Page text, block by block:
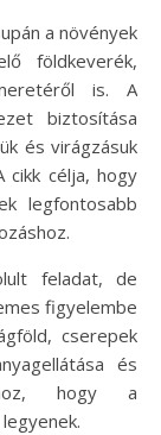
a növények
földkeverék,
is. A
biztosítása
és virágzásuk
cikk célja, hogy
legfontosabb
feladat, de
figyelembe
cserepek
és
hogy a